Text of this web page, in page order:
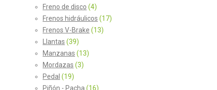
Freno de disco (4)
Frenos hidráulicos (17)
Frenos V-Brake (13)
Llantas (39)
Manzanas (13)
Mordazas (3)
Pedal (19)
Piñón - Pacha (16)